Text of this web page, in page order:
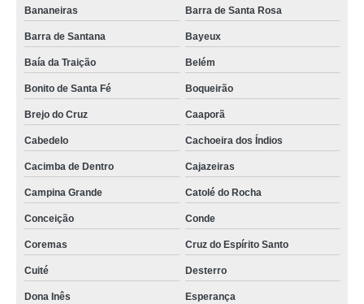
onde encontrar auditório 100 pessoas Paulista
auditório para alugar locar Puxinanã
auditório coworking locar Boqueirão
auditório para alugar Areia
onde faz locação de auditório 100 pessoas Pitimbu
onde encontrar auditório para palestra Ingá
auditório para 100 pessoas locar Itaporanga
onde encontrar auditório Cabo de Santo Agostinho
auditório para 70 pessoas Aparecida
auditório para 70 pessoas Marcação
onde faz locação de auditório para 70 pessoas Coremas
Bananeiras Barra de Santa Rosa
Barra de Santana Bayeux
Baía da Traição Belém
Bonito de Santa Fé Boqueirão
Brejo do Cruz Caaporã
Cabedelo Cachoeira dos Índios
Cacimba de Dentro Cajazeiras
Campina Grande Catolé do Rocha
Conceição Conde
Coremas Cruz do Espírito Santo
Cuité Desterro
Dona Inês Esperança